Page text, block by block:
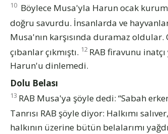
10 Böylece Musa'yla Harun ocak
doğru savurdu. İnsanlarda ve
Musa'nın karşısında duramaz
çıbanlar çıkmıştı. 12 RAB firavunu
Harun'u dinlemedi.
Dolu Belası
13 RAB Musa'ya şöyle dedi: “Sabah
Tanrısı RAB şöyle diyor: Halkımı
halkının üzerine bütün belalarımı